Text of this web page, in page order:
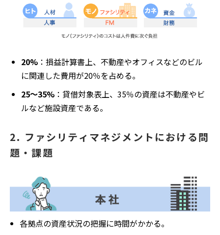
20% ：損益計算書上、不動産やオフィスなどのビル
に関連した費用が20％を占める。
25～35% ：貸借対象表上、35％の資産は不動産やビ
ルなど施設資産である。
2. ファシリティマネジメントにおける問
題・課題
各拠点の資産状況の把握に時間がかかる。